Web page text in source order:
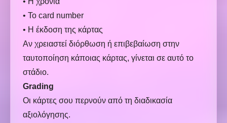
• Το card number
• Η έκδοση της κάρτας
Αν χρειαστεί διόρθωση ή επιβεβαίωση στην
ταυτοποίηση κάποιας κάρτας, γίνεται σε αυτό το
στάδιο.
Grading
Οι κάρτες σου περνούν από τη διαδικασία
αξιολόγησης.